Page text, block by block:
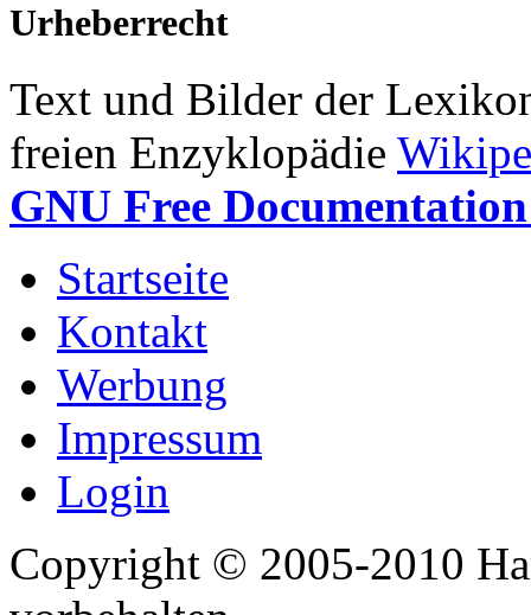
Urheberrecht
Text und Bilder der
freien Enzyklopädie
GNU Free
Startseite
Kontakt
Werbung
Impressum
Login
Copyright © 2005-2010